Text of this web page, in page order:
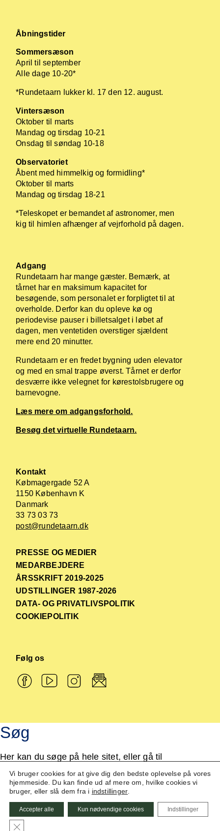
Åbningstider
Sommersæson
April til september
Alle dage 10-20*
*Rundetaarn lukker kl. 17 den 12. august.
Vintersæson
Oktober til marts
Mandag og tirsdag 10-21
Onsdag til søndag 10-18
Observatoriet
Åbent med himmelkig og formidling*
Oktober til marts
Mandag og tirsdag 18-21
*Teleskopet er bemandet af astronomer, men
kig til himlen afhænger af vejrforhold på dagen.
Adgang
Rundetaarn har mange gæster. Bemærk, at
tårnet har en maksimum kapacitet for
besøgende, som personalet er forpligtet til at
overholde. Derfor kan du opleve kø og
periodevise pauser i billetsalget i løbet af
dagen, men ventetiden overstiger sjældent
mere end 20 minutter.
Rundetaarn er en fredet bygning uden elevator
og med en smal trappe øverst. Tårnet er derfor
desværre ikke velegnet for kørestolsbrugere og
barnevogne.
Læs mere om adgangsforhold.
Besøg det virtuelle Rundetaarn.
Kontakt
Købmagergade 52 A
1150 København K
Danmark
33 73 03 73
post@rundetaarn.dk
PRESSE OG MEDIER
MEDARBEJDERE
ÅRSSKRIFT 2019-2025
UDSTILLINGER 1987-2026
DATA- OG PRIVATLIVSPOLITIK
COOKIEPOLITIK
Følg os
Søg
Her kan du søge på hele sitet, eller gå til
vores arkiv.
Vi bruger cookies for at give dig den bedste oplevelse på vores
hjemmeside. Du kan finde ud af mere om, hvilke cookies vi
bruger, eller slå dem fra i indstillinger
Accepter alle Kun nødvendige cookies Indstillinger
Close GDPR Cookie Banner